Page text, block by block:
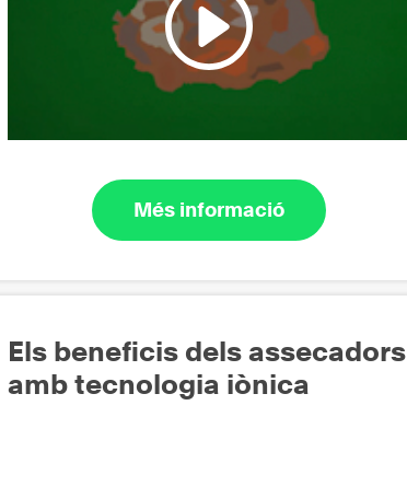
Més informació
Els beneficis dels assecadors
amb tecnologia iònica